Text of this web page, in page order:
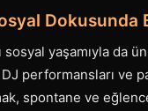
Dokusunda
yaşamıyla da
performansları ve
spontane ve